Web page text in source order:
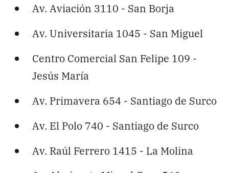
Av. Aviación 3110 - San Borja
Av. Universitaria 1045 - San Miguel
Centro Comercial San Felipe 109 -
Jesús María
Av. Primavera 654 - Santiago de Surco
Av. El Polo 740 - Santiago de Surco
Av. Raúl Ferrero 1415 - La Molina